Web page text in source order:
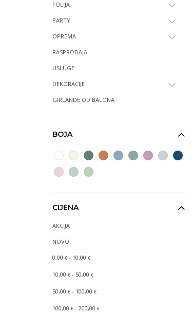
FOLIJA
PARTY
OPREMA
RASPRODAJA
USLUGE
DEKORACIJE
GIRLANDE OD BALONA
BOJA
CIJENA
AKCIJA
NOVO
0,00 € - 10,00 €
10,00 € - 50,00 €
50,00 € - 100,00 €
100,00 € - 200,00 €